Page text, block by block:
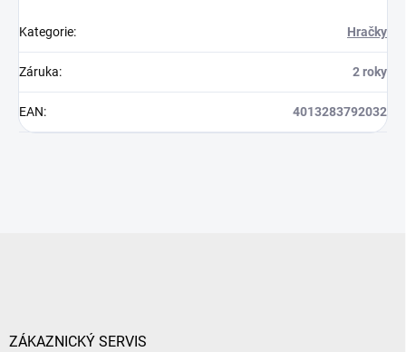
Kategorie: Hračky
Záruka: 2 roky
EAN: 4013283792032
ZÁKAZNICKÝ SERVIS